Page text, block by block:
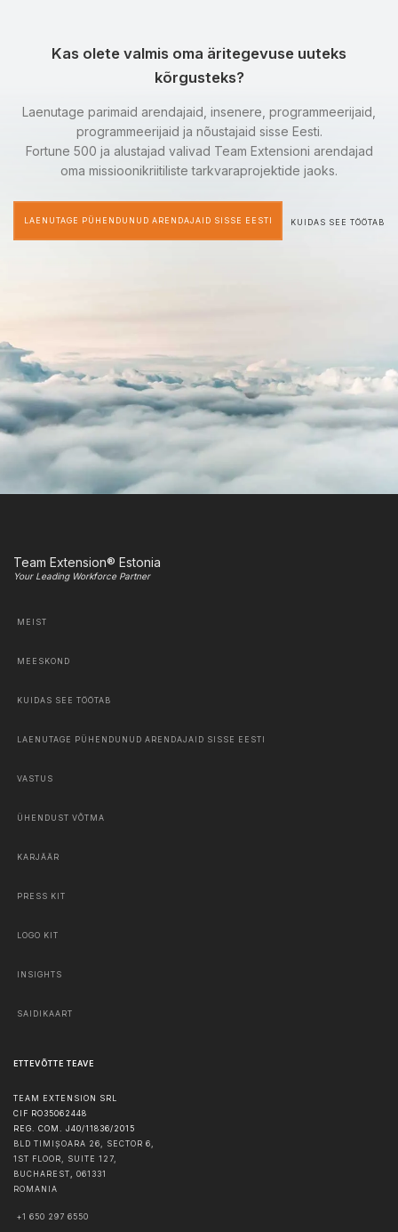
Kas olete valmis oma äritegevuse uuteks
kõrgusteks?
Laenutage parimaid arendajaid, insenere, programmeerijaid,
programmeerijaid ja nõustajaid sisse Eesti.
Fortune 500 ja alustajad valivad Team Extensioni arendajad
oma missioonikriitiliste tarkvaraprojektide jaoks.
LAENUTAGE PÜHENDUNUD ARENDAJAID SISSE EESTI KUIDAS SEE TÖÖTAB
Team Extension® Estonia
Your Leading Workforce Partner
MEIST
MEESKOND
KUIDAS SEE TÖÖTAB
LAENUTAGE PÜHENDUNUD ARENDAJAID SISSE EESTI
VASTUS
ÜHENDUST VÕTMA
KARJÄÄR
PRESS KIT
LOGO KIT
INSIGHTS
SAIDIKAART
ETTEVÕTTE TEAVE
TEAM EXTENSION SRL
CIF RO35062448
REG. COM. J40/11836/2015
BLD TIMIȘOARA 26, SECTOR 6,
1ST FLOOR, SUITE 127,
BUCHAREST, 061331
ROMANIA
+1 650 297 6550